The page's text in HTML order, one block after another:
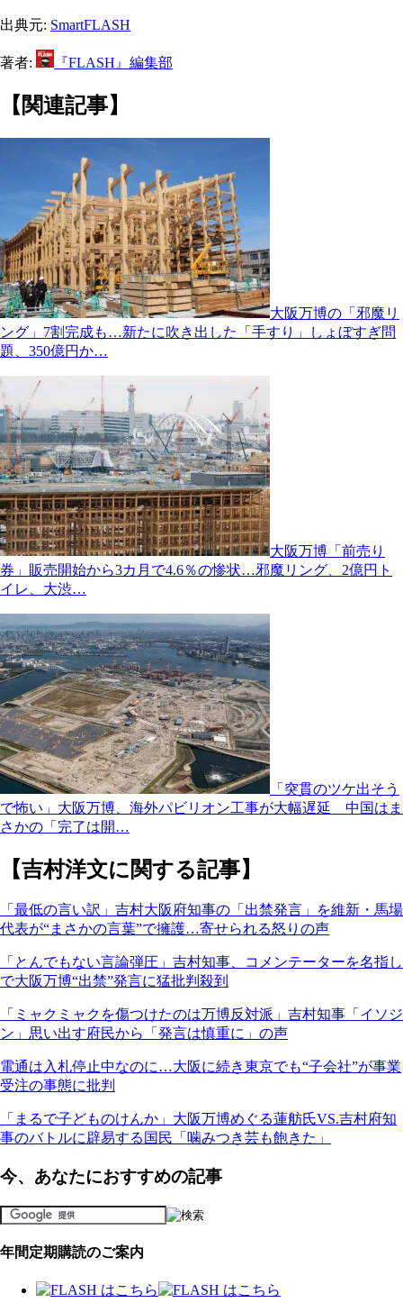
出典元: SmartFLASH
著者: 『FLASH』編集部
【関連記事】
大阪万博の「邪魔リ
ング」7割完成も…新たに吹き出した「手すり」しょぼすぎ問
題、350億円か…
大阪万博「前売り
券」販売開始から3カ月で4.6％の惨状…邪魔リング、2億円ト
イレ、大渋…
「突貫のツケ出そう
で怖い」大阪万博、海外パビリオン工事が大幅遅延 中国はま
さかの「完了は開…
【吉村洋文に関する記事】
「最低の言い訳」吉村大阪府知事の「出禁発言」を維新・馬場
代表が“まさかの言葉”で擁護…寄せられる怒りの声
「とんでもない言論弾圧」吉村知事、コメンテーターを名指し
で大阪万博“出禁”発言に猛批判殺到
「ミャクミャクを傷つけたのは万博反対派」吉村知事「イソジ
ン」思い出す府民から「発言は慎重に」の声
電通は入札停止中なのに…大阪に続き東京でも“子会社”が事業
受注の事態に批判
「まるで子どものけんか」大阪万博めぐる蓮舫氏VS.吉村府知
事のバトルに辟易する国民「噛みつき芸も飽きた」
今、あなたにおすすめの記事
年間定期購読のご案内